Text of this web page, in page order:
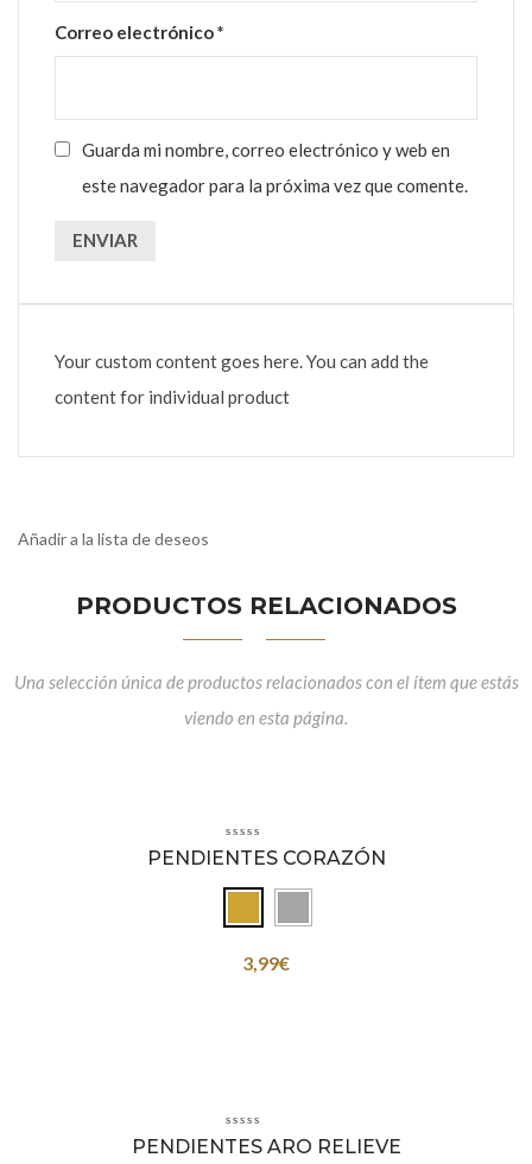
Correo electrónico*
Guarda mi nombre, correo electrónico y web en
este navegador para la próxima vez que comente.
Your custom content goes here. You can add the
content for individual product
Añadir a la lista de deseos
PRODUCTOS RELACIONADOS
Una selección única de productos relacionados con el ítem que estás
viendo en esta página.
PENDIENTES CORAZÓN
3,99€
PENDIENTES ARO RELIEVE